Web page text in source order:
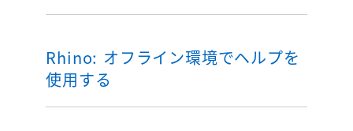
Rhino: オフライン環境でヘルプを
使用する